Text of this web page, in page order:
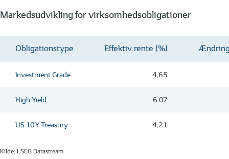
Markedsudvikling for virksomhedsobligationer
Obligationstype Effektiv rente (%)
Investment Grade 4,65
High Yield 6.07
US 10Y Treasury 4,21
Kilde: LSEG Datastream